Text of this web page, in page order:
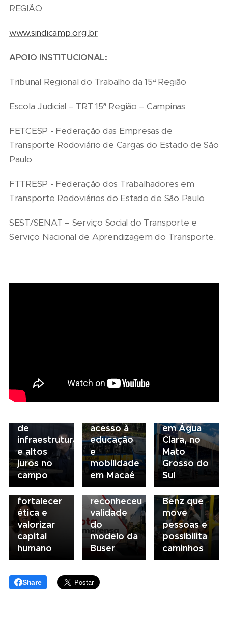
REGIÃO
www.sindicamp.org.br
APOIO INSTITUCIONAL:
Tribunal Regional do Trabalho da 15ª Região
Escola Judicial – TRT 15ª Região – Campinas
FETCESP - Federação das Empresas de
Transporte Rodoviário de Cargas do Estado de São
Paulo
FTTRESP - Federação dos Trabalhadores em
Transporte Rodoviários do Estado de São Paulo
SEST/SENAT – Serviço Social do Transporte e
Serviço Nacional de Aprendizagem do Transporte.
Presidente
da FAESP
alerta para
gargalos
de
infraestrutura
e altos
juros no
campo
Renovação
escolar
fortalece
acesso à
educação
e
mobilidade
em Macaé
inaugura
concessionária
em Água
Clara, no
Mato
Grosso do
Sul
03/08/2026
transporte:
BRT
Sorocaba
utiliza
compliance
para
fortalecer
ética e
valorizar
capital
humano
03/08/2026
Sindicato
esclarece
que STF
não
reconheceu
validade
do
modelo da
Buser
03/08/2026
Mobilidade
para
todos: o
ônibus
Mercedes-
Benz que
move
pessoas e
possibilita
caminhos
Share